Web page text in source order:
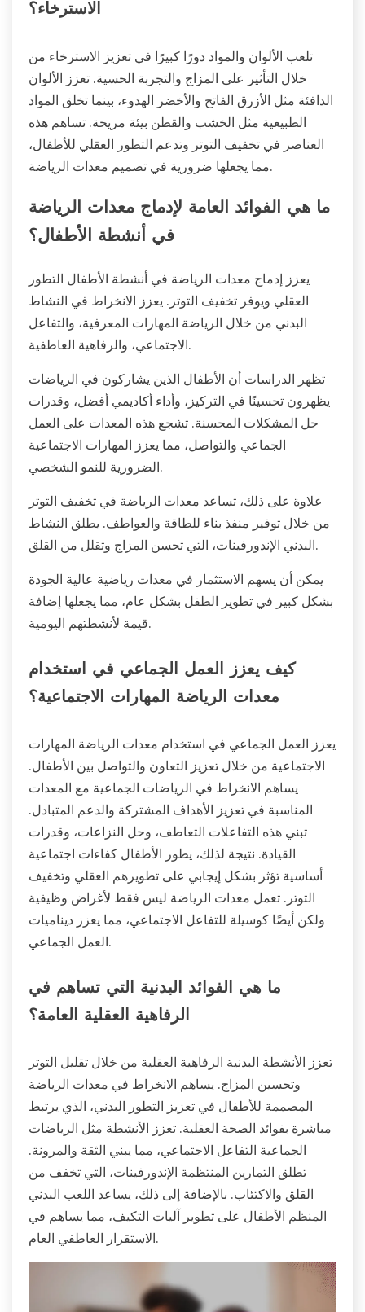
الاسترخاء؟
تلعب الألوان والمواد دورًا كبيرًا في تعزيز الاسترخاء من
خلال التأثير على المزاج والتجربة الحسية. تعزز الألوان
الدافئة مثل الأزرق الفاتح والأخضر الهدوء، بينما تخلق المواد
الطبيعية مثل الخشب والقطن بيئة مريحة. تساهم هذه
العناصر في تخفيف التوتر وتدعم التطور العقلي للأطفال،
مما يجعلها ضرورية في تصميم معدات الرياضة.
ما هي الفوائد العامة لإدماج معدات الرياضة
في أنشطة الأطفال؟
يعزز إدماج معدات الرياضة في أنشطة الأطفال التطور
العقلي ويوفر تخفيف التوتر. يعزز الانخراط في النشاط
البدني من خلال الرياضة المهارات المعرفية، والتفاعل
الاجتماعي، والرفاهية العاطفية.
تظهر الدراسات أن الأطفال الذين يشاركون في الرياضات
يظهرون تحسينًا في التركيز، وأداء أكاديمي أفضل، وقدرات
حل المشكلات المحسنة. تشجع هذه المعدات على العمل
الجماعي والتواصل، مما يعزز المهارات الاجتماعية
الضرورية للنمو الشخصي.
علاوة على ذلك، تساعد معدات الرياضة في تخفيف التوتر
من خلال توفير منفذ بناء للطاقة والعواطف. يطلق النشاط
البدني الإندورفينات، التي تحسن المزاج وتقلل من القلق.
يمكن أن يسهم الاستثمار في معدات رياضية عالية الجودة
بشكل كبير في تطوير الطفل بشكل عام، مما يجعلها إضافة
قيمة لأنشطتهم اليومية.
كيف يعزز العمل الجماعي في استخدام
معدات الرياضة المهارات الاجتماعية؟
يعزز العمل الجماعي في استخدام معدات الرياضة المهارات
الاجتماعية من خلال تعزيز التعاون والتواصل بين الأطفال.
يساهم الانخراط في الرياضات الجماعية مع المعدات
المناسبة في تعزيز الأهداف المشتركة والدعم المتبادل.
تبني هذه التفاعلات التعاطف، وحل النزاعات، وقدرات
القيادة. نتيجة لذلك، يطور الأطفال كفاءات اجتماعية
أساسية تؤثر بشكل إيجابي على تطويرهم العقلي وتخفيف
التوتر. تعمل معدات الرياضة ليس فقط لأغراض وظيفية
ولكن أيضًا كوسيلة للتفاعل الاجتماعي، مما يعزز ديناميات
العمل الجماعي.
ما هي الفوائد البدنية التي تساهم في
الرفاهية العقلية العامة؟
تعزز الأنشطة البدنية الرفاهية العقلية من خلال تقليل التوتر
وتحسين المزاج. يساهم الانخراط في معدات الرياضة
المصممة للأطفال في تعزيز التطور البدني، الذي يرتبط
مباشرة بفوائد الصحة العقلية. تعزز الأنشطة مثل الرياضات
الجماعية التفاعل الاجتماعي، مما يبني الثقة والمرونة.
تطلق التمارين المنتظمة الإندورفينات، التي تخفف من
القلق والاكتئاب. بالإضافة إلى ذلك، يساعد اللعب البدني
المنظم الأطفال على تطوير آليات التكيف، مما يساهم في
الاستقرار العاطفي العام.